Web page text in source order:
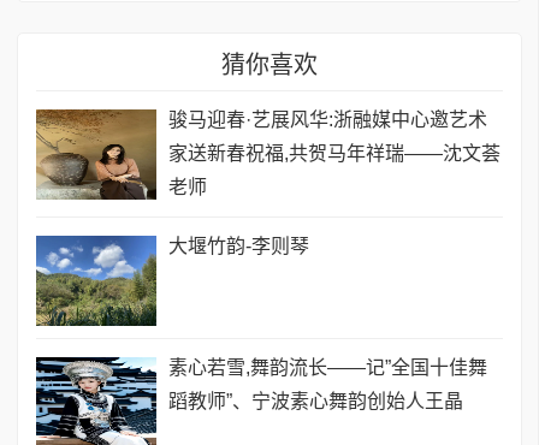
猜你喜欢
骏马迎春·艺展风华:浙融媒中心邀艺术
家送新春祝福,共贺马年祥瑞——沈文荟
老师
大堰竹韵-​李则琴
素心若雪,舞韵流长——记”全国十佳舞
蹈教师”、宁波素心舞韵创始人王晶